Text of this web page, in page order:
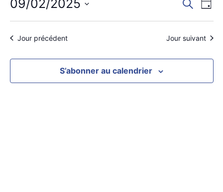
et
de
vues
de
Jour
09/02/2025
une
Jour précédent Jour suivant
S’abonner au calendrier